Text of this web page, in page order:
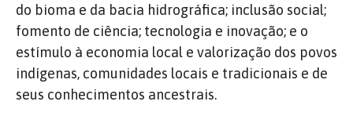
do bioma e da bacia hidrográfica; inclusão social;
fomento de ciência; tecnologia e inovação; e o
estímulo à economia local e valorização dos povos
indígenas, comunidades locais e tradicionais e de
seus conhecimentos ancestrais.